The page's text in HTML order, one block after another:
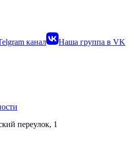
канал
Наша группа в VK
переулок, 1